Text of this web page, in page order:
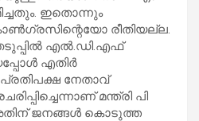
ഇതൊന്നും
രീതിയല്ല.
എല്‍.ഡി.എഫ്
എതിര്‍
പ്രതിപക്ഷ നേതാവ്
മന്ത്രി പി
ജനങ്ങള്‍ കൊടുത്ത